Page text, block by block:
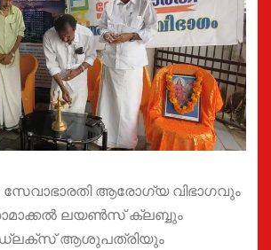
: സേവാഭാരതി ആരോഗ്യ വിഭാഗവും
ലയൺസ് ക്ലബ്ബും
ആശുപത്രിയും